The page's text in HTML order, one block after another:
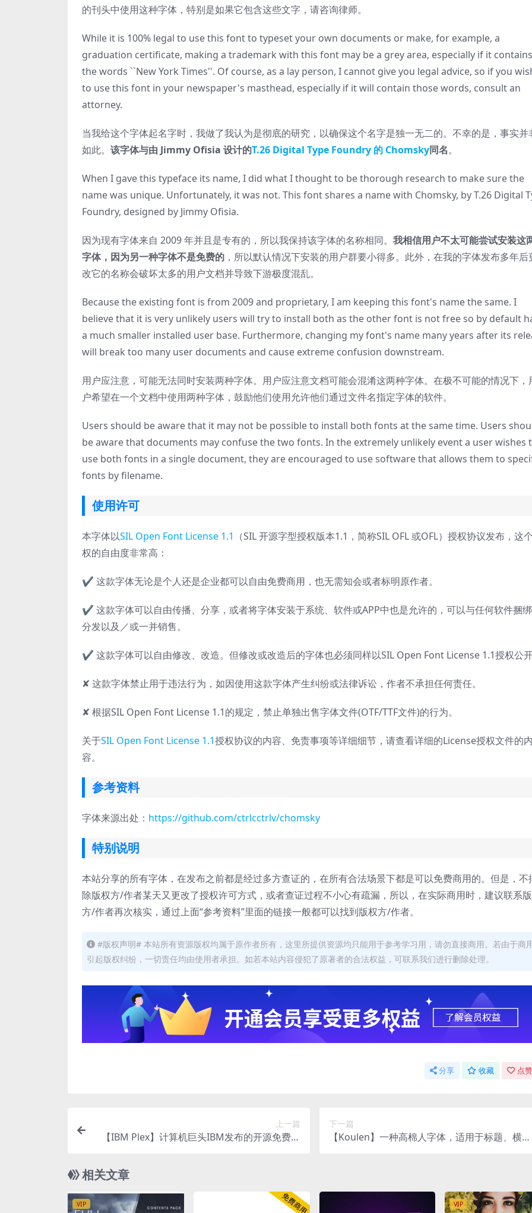
的刊头中使用这种字体，特别是如果它包含这些文字，请咨询律师。
While it is 100% legal to use this font to typeset your own documents or make, for example, a
graduation certificate, making a trademark with this font may be a grey area, especially if it contains
the words ``New York Times''. Of course, as a lay person, I cannot give you legal advice, so if you
to use this font in your newspaper's masthead, especially if it will contain those words, consult an
attorney.
当我给这个字体起名字时，我做了我认为是彻底的研究，以确保这个名字是独一无二的。不幸的是，事实并
如此。 该字体与由 Jimmy Ofisia 设计的T.26 Digital Type Foundry 的 Chomsky同名。
When I gave this typeface its name, I did what I thought to be thorough research to make sure the
name was unique. Unfortunately, it was not. This font shares a name with Chomsky, by T.26 Digital
Foundry, designed by Jimmy Ofisia.
因为现有字体来自 2009 年并且是专有的，所以我保持该字体的名称相同。 我相信用户不太可能尝试安装这
字体，因为另一种字体不是免费的 ，所以默认情况下安装的用户群要小得多。此外，在我的字体发布多年后
改它的名称会破坏太多的用户文档并导致下游极度混乱。
Because the existing font is from 2009 and proprietary, I am keeping this font's name the same. I
believe that it is very unlikely users will try to install both as the other font is not free so by default
a much smaller installed user base. Furthermore, changing my font's name many years after its
will break too many user documents and cause extreme confusion downstream.
用户应注意，可能无法同时安装两种字体。用户应注意文档可能会混淆这两种字体。在极不可能的情况下，
户希望在一个文档中使用两种字体，鼓励他们使用允许他们通过文件名指定字体的软件。
Users should be aware that it may not be possible to install both fonts at the same time. Users
be aware that documents may confuse the two fonts. In the extremely unlikely event a user wishes
use both fonts in a single document, they are encouraged to use software that allows them to
fonts by filename.
使用许可
本字体以SIL Open Font License 1.1 （SIL 开源字型授权版本1.1，简称SIL OFL 或OFL）授权协议发布，这
权的自由度非常高：
✔ 这款字体无论是个人还是企业都可以自由免费商用，也无需知会或者标明原作者。
✔ 这款字体可以自由传播、分享，或者将字体安装于系统、软件或APP中也是允许的，可以与任何软件捆
分发以及／或一并销售。
✔ 这款字体可以自由修改、改造。但修改或改造后的字体也必须同样以SIL Open Font License 1.1授权公开
✘ 这款字体禁止用于违法行为，如因使用这款字体产生纠纷或法律诉讼，作者不承担任何责任。
✘ 根据SIL Open Font License 1.1的规定，禁止单独出售字体文件(OTF/TTF文件)的行为。
关于SIL Open Font License 1.1授权协议的内容、免责事项等详细细节，请查看详细的License授权文件的内
容。
参考资料
字体来源出处： https://github.com/ctrlcctrlv/chomsky
特别说明
本站分享的所有字体，在发布之前都是经过多方查证的，在所有合法场景下都是可以免费商用的。但是，不
除版权方/作者某天又更改了授权许可方式，或者查证过程不小心有疏漏，所以，在实际商用时，建议联系
方/作者再次核实，通过上面“参考资料”里面的链接一般都可以找到版权方/作者。
#版权声明# 本站所有资源版权均属于原作者所有，这里所提供资源均只能用于参考学习用，请勿直接商用。若由于商
引起版权纠纷，一切责任均由使用者承担。如若本站内容侵犯了原著者的合法权益，可联系我们进行删除处理。
分享 收藏 点
上一篇
【IBM Plex】计算机巨头IBM发布的开源免费字
下一篇
【Koulen】一种高棉人字体，适用于标题、横幅
相关文章
VIP VIP